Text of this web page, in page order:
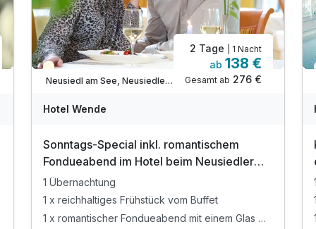
Teilweise ausgelastet
Neusiedl am See, Neusiedler See
2 Tage | 1 Nacht
ab 138 €
Gesamt ab 276 €
Hotel Wende
Sonntags-Special inkl. romantischem
Fondueabend im Hotel beim Neusiedler
See
1 Übernachtung
1 x reichhaltiges Frühstück vom Buffet
1 x romantischer Fondueabend mit einem Glas Wein